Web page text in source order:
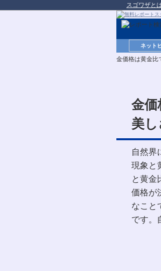
スゴワザと
ネット
金価格は黄金比
金価
美し
自然界
現象と
と黄金
価格が
なこと
です。